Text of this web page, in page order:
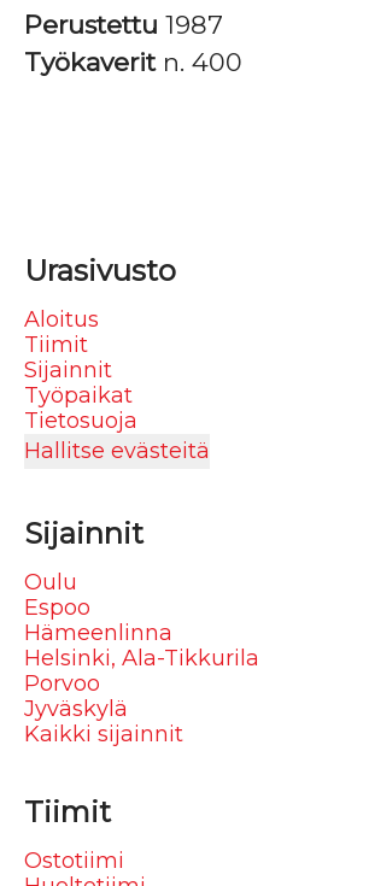
Perustettu 1987
Työkaverit n. 400
Urasivusto
Aloitus
Tiimit
Sijainnit
Työpaikat
Tietosuoja
Hallitse evästeitä
Sijainnit
Oulu
Espoo
Hämeenlinna
Helsinki, Ala-Tikkurila
Porvoo
Jyväskylä
Kaikki sijainnit
Tiimit
Ostotiimi